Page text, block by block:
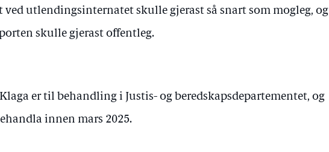
ved utlendingsinternatet skulle gjerast så snart som mogleg, og
skulle gjerast offentleg.
er til behandling i Justis- og beredskapsdepartementet, og
innen mars 2025.